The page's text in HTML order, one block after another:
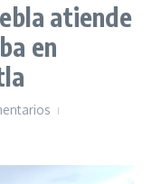
atiende
en